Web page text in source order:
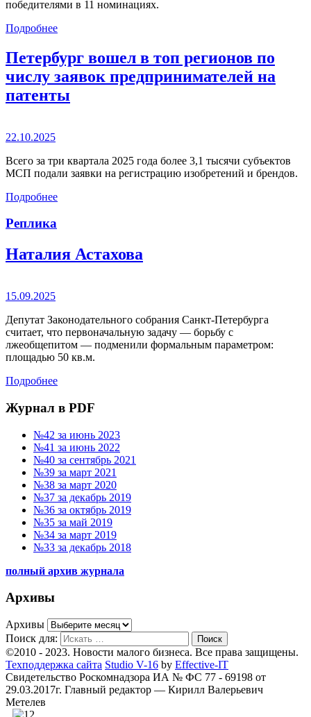
победителями в 11 номинациях.
Подробнее
Петербург вошел в топ регионов по
числу заявок предпринимателей на
патенты
22.10.2025
Всего за три квартала 2025 года более 3,1 тысячи субъектов
МСП подали заявки на регистрацию изобретений и брендов.
Подробнее
Реплика
Наталия Астахова
15.09.2025
Депутат Законодательного собрания Санкт-Петербурга
считает, что первоначальную задачу — борьбу с
лжеобщепитом — подменили формальным параметром:
площадью 50 кв.м.
Подробнее
Журнал в PDF
№42 за июнь 2023
№41 за июнь 2022
№40 за сентябрь 2021
№39 за март 2021
№38 за март 2020
№37 за декабрь 2019
№36 за октябрь 2019
№35 за май 2019
№34 за март 2019
№33 за декабрь 2018
полный архив журнала
Архивы
Архивы
Поиск для:
Поиск
©2010 - 2023. Новости малого бизнеса. Все права защищены.
Техподдержка сайта Studio V-16 by Effective-IT
Свидетельство Роскомнадзора ИА № ФС 77 - 69198 от
29.03.2017г.